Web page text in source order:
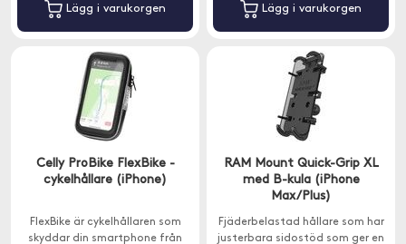
Lägg i varukorgen Lägg i varukorgen
Celly ProBike FlexBike -
cykelhållare (iPhone)
FlexBike är cykelhållaren som
skyddar din smartphone från
RAM Mount Quick-Grip XL
med B-kula (iPhone
Max/Plus)
Fjäderbelastad hållare som har
justerbara sidostöd som ger en